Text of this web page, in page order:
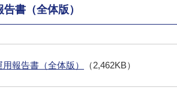
書（全体版）
用報告書（全体版） （2,462KB）